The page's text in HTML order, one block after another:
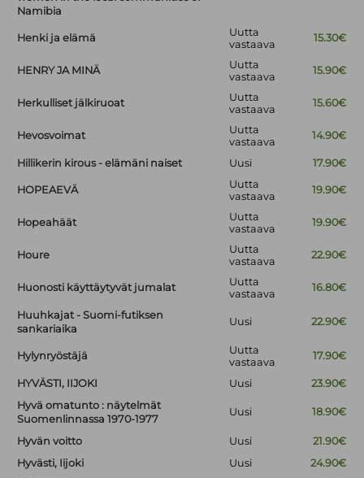
Namibia
Henki ja elämä
Uutta
vastaava
15.30€
HENRY JA MINÄ
Uutta
vastaava
15.90€
Herkulliset jälkiruoat
Uutta
vastaava
15.60€
Hevosvoimat
Uutta
vastaava
14.90€
Hillikerin kirous - elämäni naiset Uusi 17.90€
HOPEAEVÄ
Uutta
vastaava
19.90€
Hopeahäät
Uutta
vastaava
19.90€
Houre
Uutta
vastaava
22.90€
Huonosti käyttäytyvät jumalat
Uutta
vastaava
16.80€
Huuhkajat - Suomi-futiksen
sankariaika
Uusi 22.90€
Hylynryöstäjä
Uutta
vastaava
17.90€
HYVÄSTI, IIJOKI Uusi
23.90€
Hyvä omatunto : näytelmät
Suomenlinnassa 1970-1977
Uusi 18.90€
Hyvän voitto Uusi
21.90€
Hyvästi, Iijoki
Uusi
24.90€